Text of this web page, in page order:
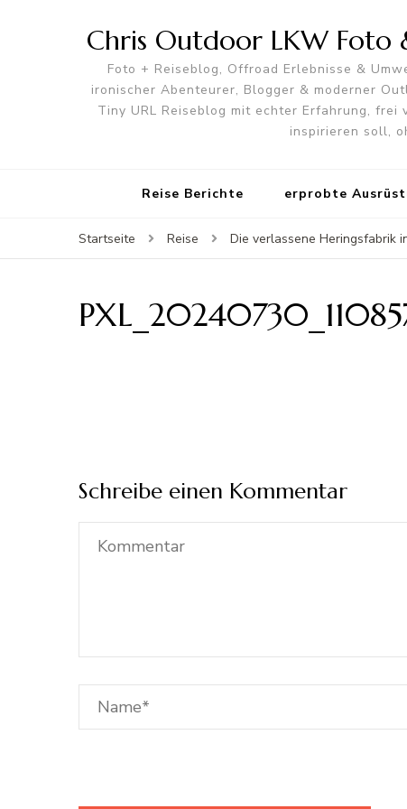
Chris Outdoor LKW Foto
Foto + Reiseblog, Offroad Erlebnisse &
ironischer Abenteurer, Blogger & moderner
Tiny URL Reiseblog mit echter Erfahrung,
inspirieren soll,
Reise Berichte erprobte
Startseite Reise Die verlassene Heringsfabrik
Schreibe einen Kommentar